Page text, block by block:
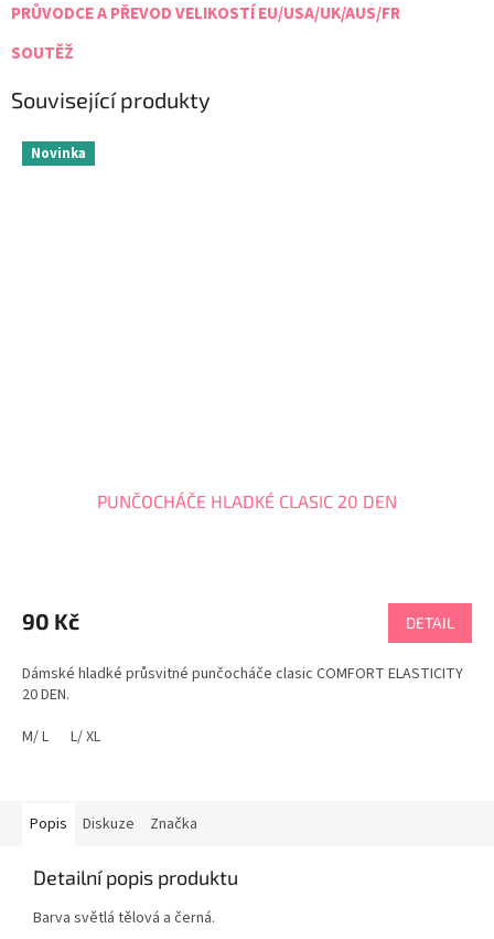
PRŮVODCE A PŘEVOD VELIKOSTÍ EU/USA/UK/AUS/FR
SOUTĚŽ
Související produkty
Novinka
PUNČOCHÁČE HLADKÉ CLASIC 20 DEN
90 Kč DETAIL
Dámské hladké průsvitné punčocháče clasic COMFORT ELASTICITY
20 DEN.
M/ L
L/ XL
Popis Diskuze Značka
Detailní popis produktu
Barva světlá tělová a černá.